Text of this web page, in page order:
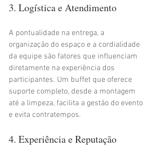
3. Logística e Atendimento
A pontualidade na entrega, a
organização do espaço e a cordialidade
da equipe são fatores que influenciam
diretamente na experiência dos
participantes. Um buffet que oferece
suporte completo, desde a montagem
até a limpeza, facilita a gestão do evento
e evita contratempos.
4. Experiência e Reputação